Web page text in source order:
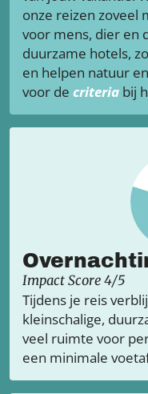
onze reizen zoveel
voor mens, dier en
duurzame hotels,
en helpen natuur
voor de criteria bij
Impact Score 4/5
Tijdens je reis
kleinschalige,
veel ruimte voor
een minimale